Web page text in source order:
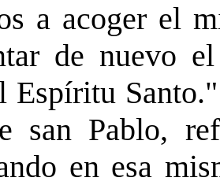
a acoger el
de nuevo
Espíritu
san Pablo,
en esa